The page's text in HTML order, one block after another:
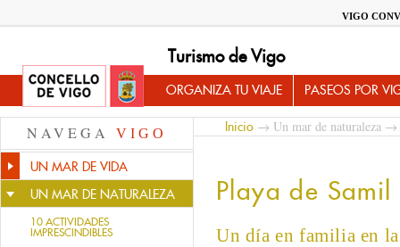
VIGO
Turismo de Vigo
ORGANIZA TU VIAJE PASEOS POR
NAVEGA VIGO
UN MAR DE VIDA
UN MAR DE NATURALEZA
10 ACTIVIDADES
IMPRESCINDIBLES
Inicio → Un mar de naturaleza →
Playa de Samil
Un día en familia en